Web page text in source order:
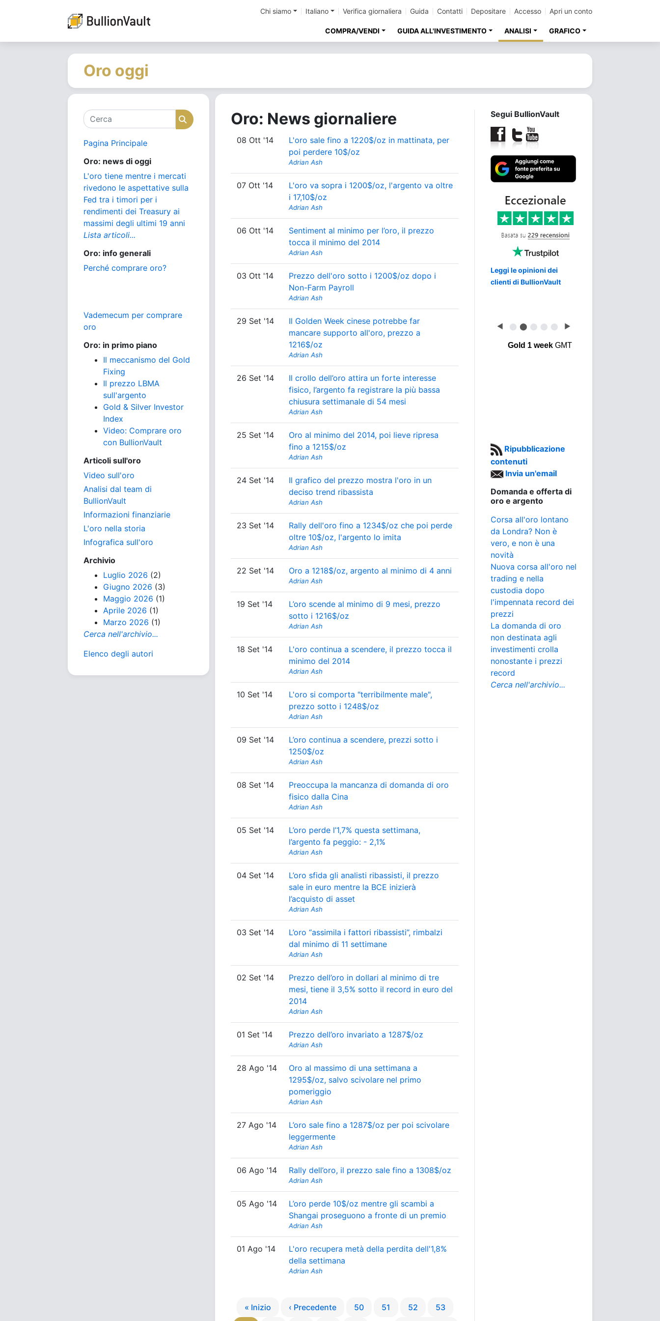
Chi siamo Italiano Verifica giornaliera Guida Contatti Depositare Accesso Apri un conto
COMPRA/VENDI GUIDA ALL'INVESTIMENTO ANALISI GRAFICO
Oro oggi
Cerca Cerca
Pagina Principale
Oro: news di oggi
L'oro tiene mentre i mercati
rivedono le aspettative sulla
Fed tra i timori per i
rendimenti dei Treasury ai
massimi degli ultimi 19 anni
Lista articoli...
Oro: info generali
Perché comprare oro?
Vademecum per comprare
oro
Oro: in primo piano
Il meccanismo del Gold
Fixing
Il prezzo LBMA
sull'argento
Gold & Silver Investor
Index
Video: Comprare oro
con BullionVault
Articoli sull'oro
Video sull'oro
Analisi dal team di
BullionVault
Informazioni finanziarie
L'oro nella storia
Infografica sull'oro
Archivio
Luglio 2026 (2)
Giugno 2026 (3)
Maggio 2026 (1)
Aprile 2026 (1)
Marzo 2026 (1)
Cerca nell'archivio...
Elenco degli autori
Oro: News giornaliere
08 Ott '14
L'oro sale fino a 1220$/oz in mattinata, per
poi perdere 10$/oz
Adrian Ash
07 Ott '14
L'oro va sopra i 1200$/oz, l'argento va oltre
i 17,10$/oz
Adrian Ash
06 Ott '14
Sentiment al minimo per l’oro, il prezzo
tocca il minimo del 2014
Adrian Ash
03 Ott '14
Prezzo dell'oro sotto i 1200$/oz dopo i
Non-Farm Payroll
Adrian Ash
29 Set '14
Il Golden Week cinese potrebbe far
mancare supporto all'oro, prezzo a
1216$/oz
Adrian Ash
26 Set '14
Il crollo dell’oro attira un forte interesse
fisico, l’argento fa registrare la più bassa
chiusura settimanale di 54 mesi
Adrian Ash
25 Set '14
Oro al minimo del 2014, poi lieve ripresa
fino a 1215$/oz
Adrian Ash
24 Set '14
Il grafico del prezzo mostra l'oro in un
deciso trend ribassista
Adrian Ash
23 Set '14
Rally dell'oro fino a 1234$/oz che poi perde
oltre 10$/oz, l'argento lo imita
Adrian Ash
22 Set '14 Oro a 1218$/oz, argento al minimo di 4 anni
Adrian Ash
19 Set '14
L’oro scende al minimo di 9 mesi, prezzo
sotto i 1216$/oz
Adrian Ash
18 Set '14
L'oro continua a scendere, il prezzo tocca il
minimo del 2014
Adrian Ash
10 Set '14
L'oro si comporta "terribilmente male",
prezzo sotto i 1248$/oz
Adrian Ash
09 Set '14
L’oro continua a scendere, prezzi sotto i
1250$/oz
Adrian Ash
08 Set '14
Preoccupa la mancanza di domanda di oro
fisico dalla Cina
Adrian Ash
05 Set '14
L’oro perde l’1,7% questa settimana,
l’argento fa peggio: - 2,1%
Adrian Ash
04 Set '14
L’oro sfida gli analisti ribassisti, il prezzo
sale in euro mentre la BCE inizierà
l’acquisto di asset
Adrian Ash
03 Set '14
L’oro “assimila i fattori ribassisti”, rimbalzi
dal minimo di 11 settimane
Adrian Ash
02 Set '14
Prezzo dell’oro in dollari al minimo di tre
mesi, tiene il 3,5% sotto il record in euro del
2014
Adrian Ash
01 Set '14 Prezzo dell’oro invariato a 1287$/oz
Adrian Ash
28 Ago '14
Oro al massimo di una settimana a
1295$/oz, salvo scivolare nel primo
pomeriggio
Adrian Ash
27 Ago '14
L’oro sale fino a 1287$/oz per poi scivolare
leggermente
Adrian Ash
06 Ago '14 Rally dell’oro, il prezzo sale fino a 1308$/oz
Adrian Ash
05 Ago '14
L’oro perde 10$/oz mentre gli scambi a
Shangai proseguono a fronte di un premio
Adrian Ash
01 Ago '14
L'oro recupera metà della perdita dell'1,8%
della settimana
Adrian Ash
« Inizio ‹ Precedente 50 51 52 53
Segui BullionVault
Leggi le opinioni dei
clienti di BullionVault
◀ ⬤ ⬤ ⬤ ⬤ ⬤ ▶
Gold 1 weekGMT
Ripubblicazione
contenuti
Invia un'email
Domanda e offerta di
oro e argento
Corsa all'oro lontano
da Londra? Non è
vero, e non è una
novità
Nuova corsa all'oro nel
trading e nella
custodia dopo
l'impennata record dei
prezzi
La domanda di oro
non destinata agli
investimenti crolla
nonostante i prezzi
record
Cerca nell'archivio...